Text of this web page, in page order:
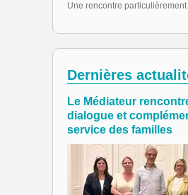
Une rencontre
Dernières
Le Médiateur
dialogue et
service des familles